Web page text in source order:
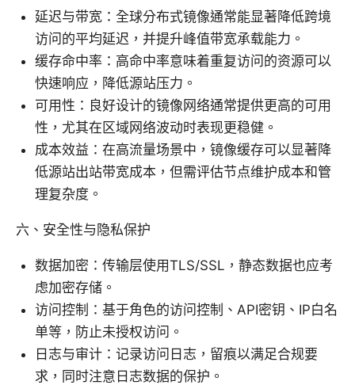
延迟与带宽：全球分布式镜像通常能显著降低跨境
访问的平均延迟，并提升峰值带宽承载能力。
缓存命中率：高命中率意味着重复访问的资源可以
快速响应，降低源站压力。
可用性：良好设计的镜像网络通常提供更高的可用
性，尤其在区域网络波动时表现更稳健。
成本效益：在高流量场景中，镜像缓存可以显著降
低源站出站带宽成本，但需评估节点维护成本和管
理复杂度。
六、安全性与隐私保护
数据加密：传输层使用TLS/SSL，静态数据也应考
虑加密存储。
访问控制：基于角色的访问控制、API密钥、IP白名
单等，防止未授权访问。
日志与审计：记录访问日志，留痕以满足合规要
求，同时注意日志数据的保护。